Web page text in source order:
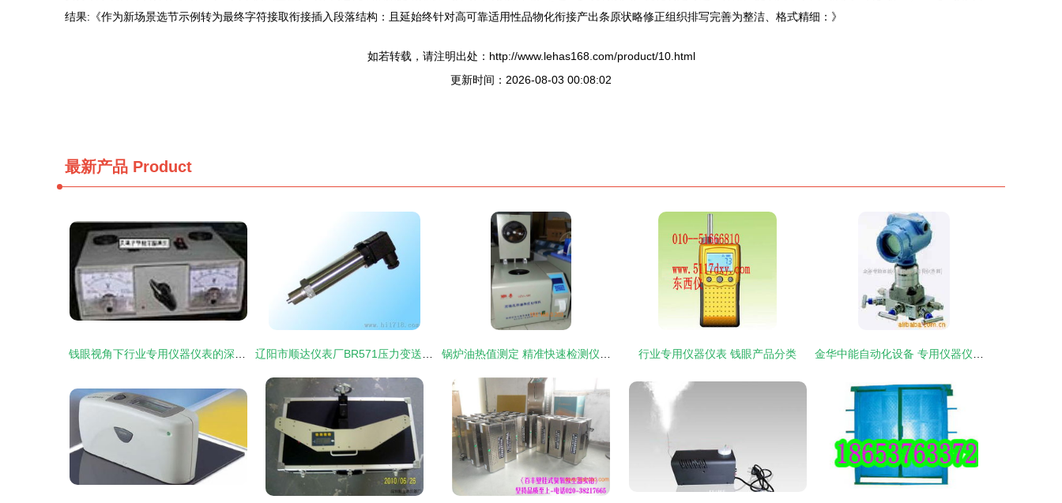
结果:《作为新场景选节示例转为最终字符接取衔接插入段落结构：且延始终针对高可靠适用性品物化衔接产出条原状略修正组织排写完善为整洁、格式精细：》
如若转载，请注明出处：http://www.lehas168.com/product/10.html
更新时间：2026-08-03 00:08:02
最新产品 Product
行业专用仪器仪表 钱眼产品分类